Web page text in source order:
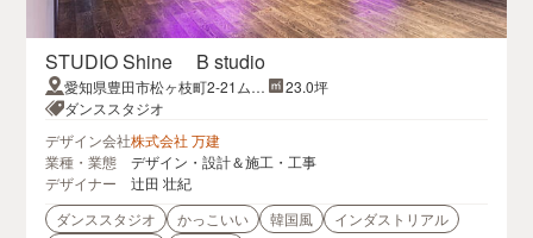
STUDIO Shine B studio
愛知県豊田市松ヶ枝町2-21ムー
ブビル2F
23.0坪
ダンススタジオ
デザイン会社株式会社 万建
業種・業態
デザイン・設計＆施工・工事
デザイナー
辻田 壮紀
ダンススタジオ
かっこいい 韓国風
インダストリアル